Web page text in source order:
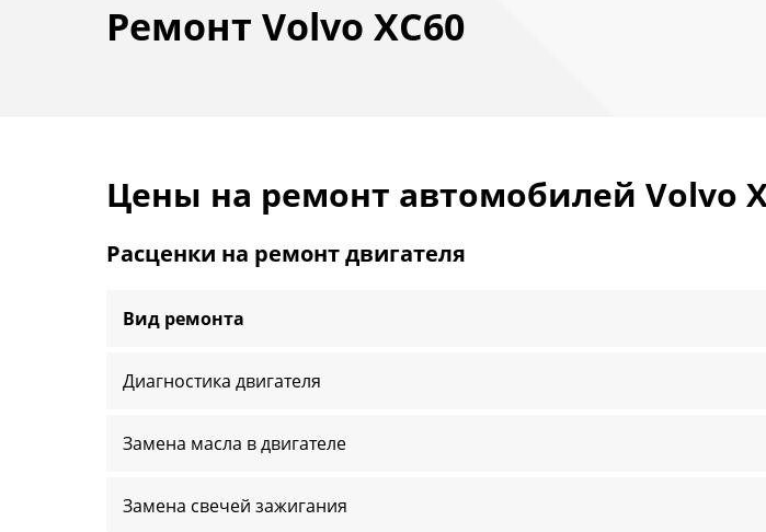
Ремонт Volvo XC60
Цены на ремонт автомобилей Volvo
Расценки на ремонт двигателя
Вид ремонта
Диагностика двигателя
Замена масла в двигателе
Замена свечей зажигания